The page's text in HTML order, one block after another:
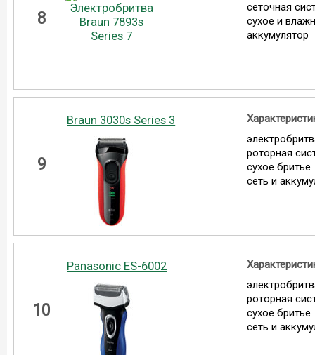
8
сеточная
сухое и
аккумулятор
9
Braun 3030s Series 3
роторная
сухое бритье
сеть и
10
Panasonic ES-6002
роторная
сухое бритье
сеть и